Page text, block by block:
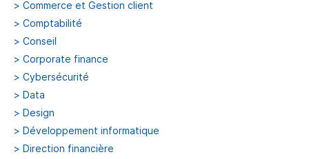
> Commerce et Gestion client
> Comptabilité
> Conseil
> Corporate finance
> Cybersécurité
> Data
> Design
> Développement informatique
> Direction financière